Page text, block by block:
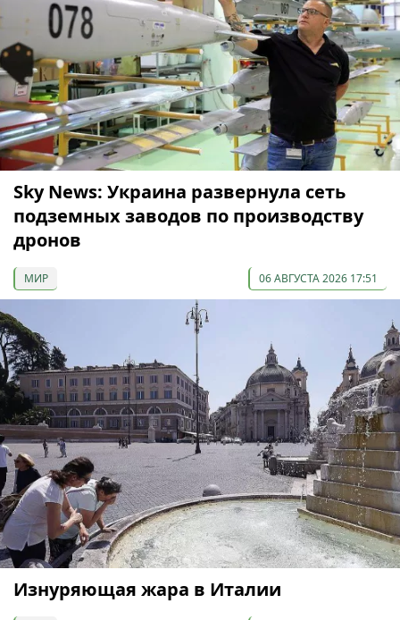
Sky News: Украина развернула сеть
подземных заводов по производству
дронов
МИР 06 АВГУСТА 2026 17:51
Изнуряющая жара в Италии